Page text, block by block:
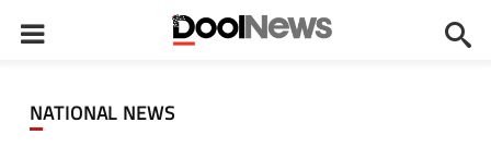
NATIONAL NEWS